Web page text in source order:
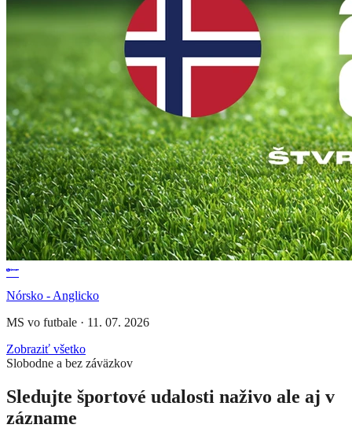
Nórsko - Anglicko
MS vo futbale · 11. 07. 2026
Zobraziť všetko
Slobodne a bez záväzkov
Sledujte športové udalosti naživo ale aj v
zázname